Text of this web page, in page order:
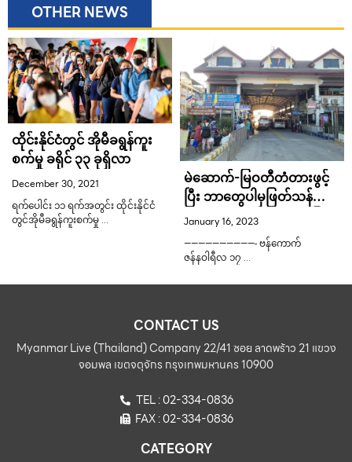
OTHER NEWS
ထိုင်းနိုင်ငံတွင် အိုမီခရွန်ကူး
စက်မှု ခရိုင် ၃၃ ခုရှိလာ
December 30, 2021
ရက်ပေါင်း ၁၁ ရက်အတွင်း ထိုင်းနိုင်ငံ
တွင်အိုမီခရွန်ကူးစက်မှု …
မဲဆောက်-မြဝတီတံတားဖွင့်
ပြီး ဘာတွေပါမှဖြတ်သန်
သွားလာလို့ရလဲ ဒီမှာအဖြေရှိ
January 16, 2023
——————————- ဗန်ကောက်
ဇန်နဝါရီလ ၁၇ …
CONTACT US
Myanmar Live (Thailand) Company 22/41 ซอย ลาดพร้าว 21 แขวง
จอมพล เขตจตุจักร กรุงเทพมหานคร 10900
TEL : 02-334-0836
FAX : 02-334-0836
CATEGORY